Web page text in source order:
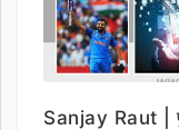
Sanjay Raut |